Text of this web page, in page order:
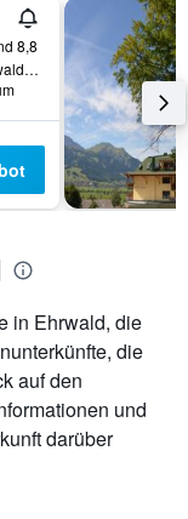
8,8
Innsbrucker Str. 8, Ehrwald, Tirol, Österreich
in Ehrwald, die
die
auf den
und
darüber